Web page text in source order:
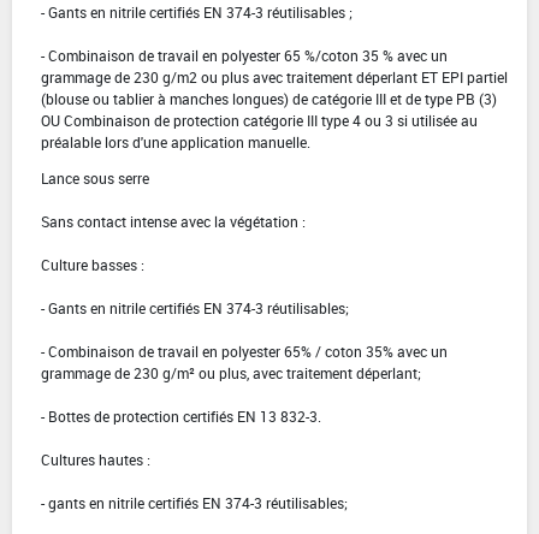
- Gants en nitrile certifiés EN 374-3 réutilisables ;
- Combinaison de travail en polyester 65 %/coton 35 % avec un
grammage de 230 g/m2 ou plus avec traitement déperlant ET EPI partiel
(blouse ou tablier à manches longues) de catégorie III et de type PB (3)
OU Combinaison de protection catégorie III type 4 ou 3 si utilisée au
préalable lors d'une application manuelle.
Lance sous serre
Sans contact intense avec la végétation :
Culture basses :
- Gants en nitrile certifiés EN 374-3 réutilisables;
- Combinaison de travail en polyester 65% / coton 35% avec un
grammage de 230 g/m² ou plus, avec traitement déperlant;
- Bottes de protection certifiés EN 13 832-3.
Cultures hautes :
- gants en nitrile certifiés EN 374-3 réutilisables;